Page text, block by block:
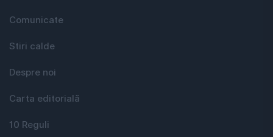
Comunicate
Stiri calde
Despre noi
Carta editorială
10 Reguli